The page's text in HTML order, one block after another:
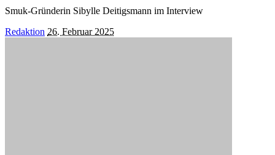
Smuk-Gründerin Sibylle Deitigsmann im Interview
Posted
Redaktion 26. Februar 2025